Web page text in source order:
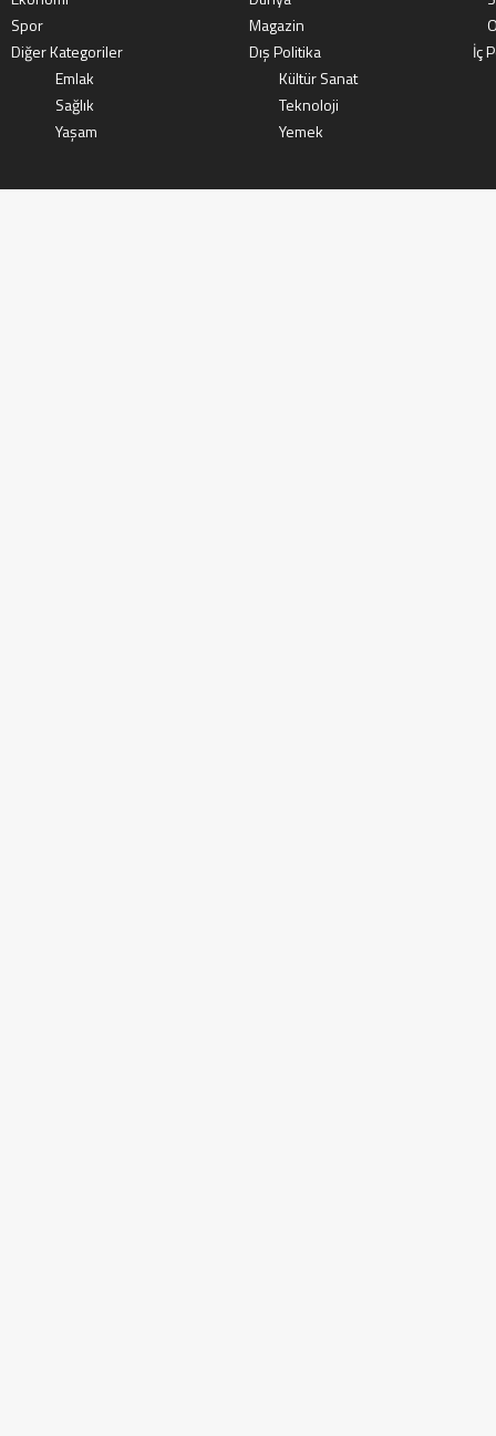
Spor
Magazin
Diğer Kategoriler
Dış Politika
İç
Emlak
Kültür Sanat
Sağlık
Teknoloji
Yaşam
Yemek